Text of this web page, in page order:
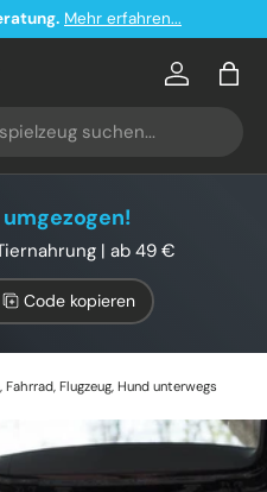
49€ in Deutschland
Konto
| ab 49 €
Code kopieren
Flugzeug, Hund unterwegs